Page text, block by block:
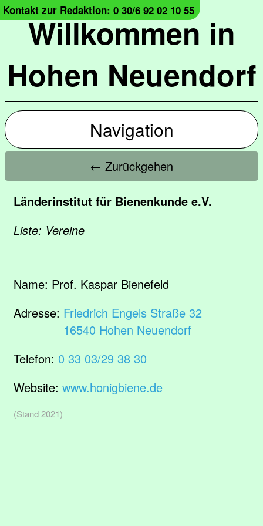
Willkommen in
Hohen Neuendorf
Kontakt zur Redaktion: 0 30/6 92 02 10 55
Navigation
← Zurückgehen
Länderinstitut für Bienenkunde e.V.
Liste: Vereine
Name: Prof. Kaspar Bienefeld
Adresse: Friedrich Engels Straße 32
16540 Hohen Neuendorf
Telefon: 0 33 03/29 38 30
Website: www.honigbiene.de
(Stand 2021)